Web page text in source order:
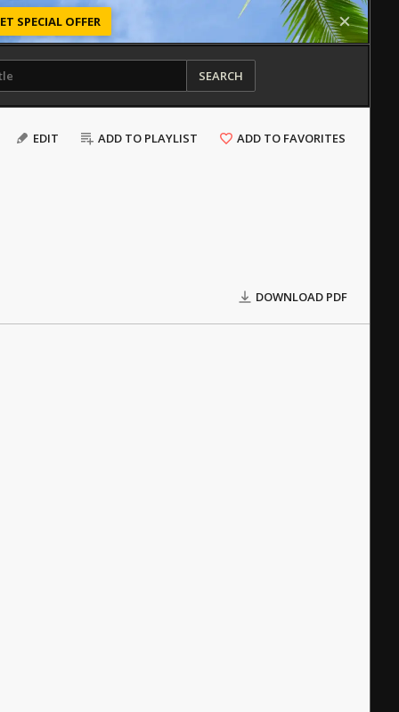
SPECIAL OFFER
SEARCH
EDIT ADD TO PLAYLIST ADD TO FAVORITES
DOWNLOAD PDF